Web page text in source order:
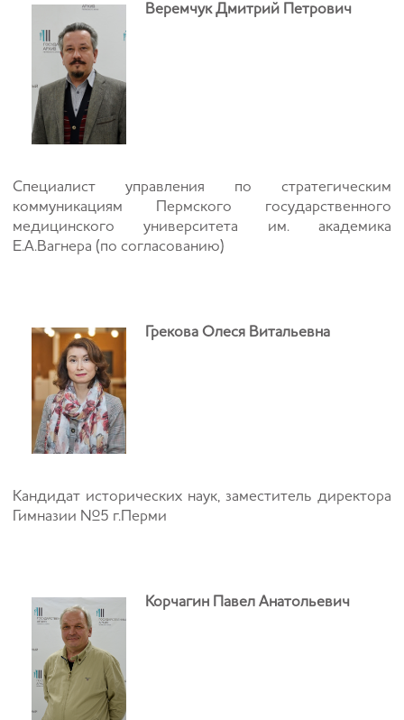
Веремчук Дмитрий Петрович
Специалист управления по стратегическим
коммуникациям Пермского государственного
медицинского университета им. академика
Е.А.Вагнера (по согласованию)
Грекова Олеся Витальевна
Кандидат исторических наук, заместитель директора
Гимназии №5 г.Перми
Корчагин Павел Анатольевич